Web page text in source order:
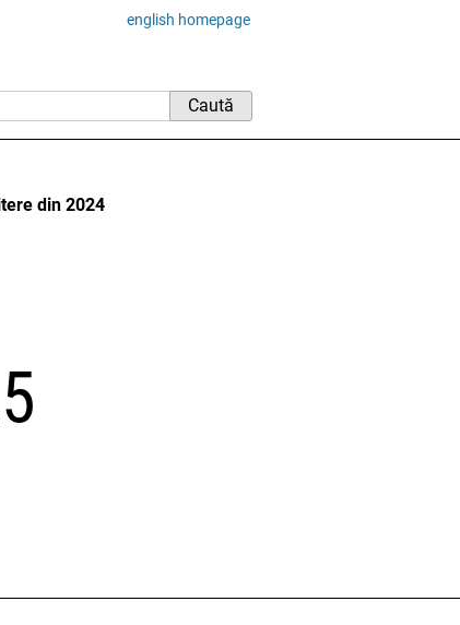
english homepage
din 2024